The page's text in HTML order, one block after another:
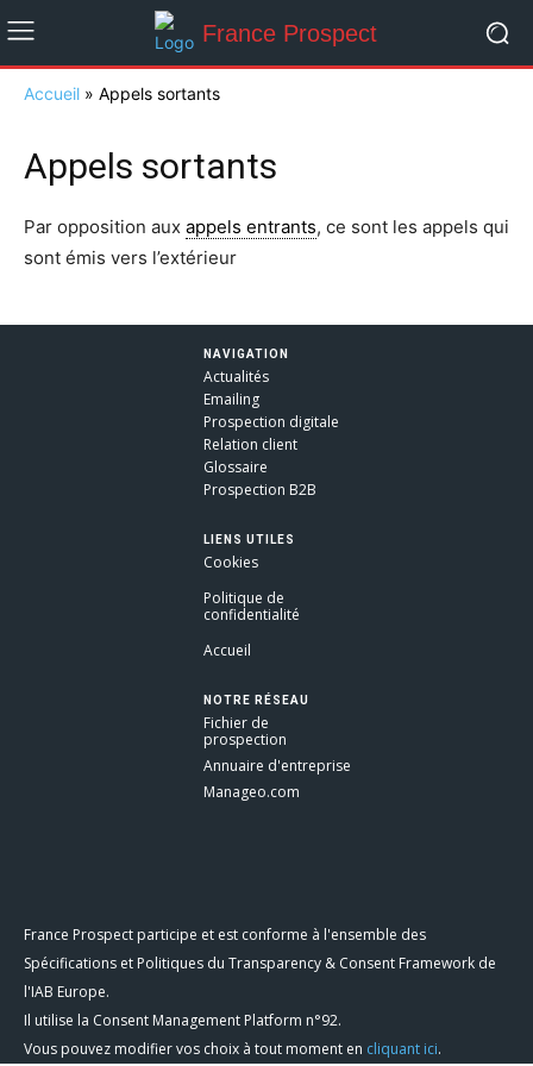
France Prospect
Accueil » Appels sortants
Appels sortants
Par opposition aux appels entrants, ce sont les appels qui
sont émis vers l’extérieur
NAVIGATION
Actualités
Emailing
Prospection digitale
Relation client
Glossaire
Prospection B2B
LIENS UTILES
Cookies
Politique de
confidentialité
Accueil
NOTRE RÉSEAU
Fichier de
prospection
Annuaire d'entreprise
Manageo.com
France Prospect participe et est conforme à l'ensemble des
Spécifications et Politiques du Transparency & Consent Framework de
l'IAB Europe.
Il utilise la Consent Management Platform n°92.
Vous pouvez modifier vos choix à tout moment en cliquant ici.